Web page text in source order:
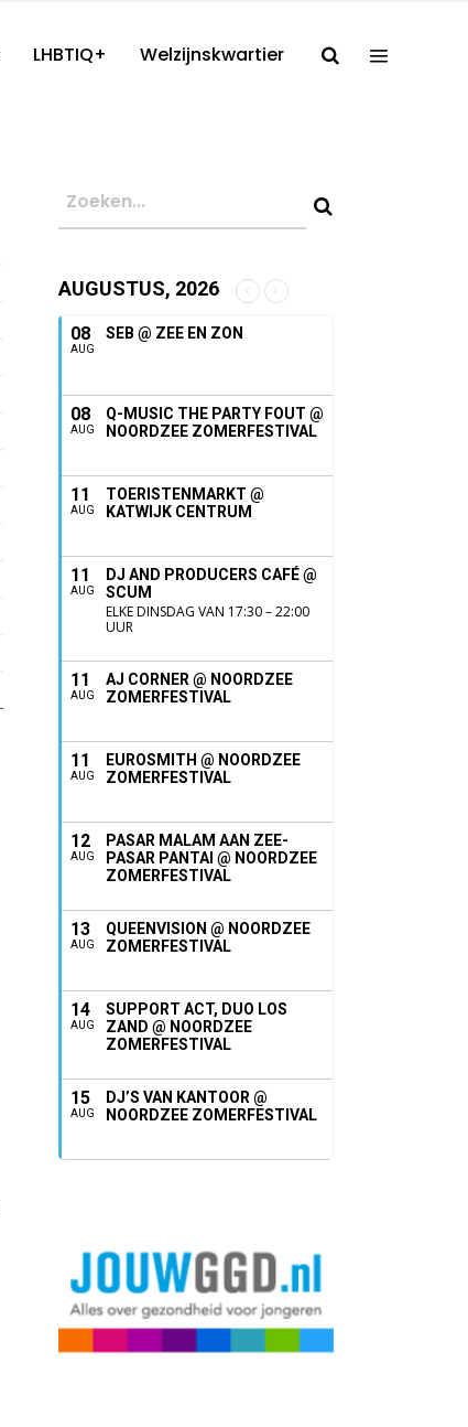
LHBTIQ+ Welzijnskwartier
AUGUSTUS, 2026
08
AUG
SEB @ ZEE EN ZON
08
AUG
Q-MUSIC THE PARTY FOUT @
NOORDZEE ZOMERFESTIVAL
11
AUG
TOERISTENMARKT @
KATWIJK CENTRUM
11
AUG
DJ AND PRODUCERS CAFÉ @
SCUM
ELKE DINSDAG VAN 17:30 – 22:00
UUR
11
AUG
AJ CORNER @ NOORDZEE
ZOMERFESTIVAL
11
AUG
EUROSMITH @ NOORDZEE
ZOMERFESTIVAL
12
AUG
PASAR MALAM AAN ZEE-
PASAR PANTAI @ NOORDZEE
ZOMERFESTIVAL
13
AUG
QUEENVISION @ NOORDZEE
ZOMERFESTIVAL
14
AUG
SUPPORT ACT, DUO LOS
ZAND @ NOORDZEE
ZOMERFESTIVAL
15
AUG
DJ’S VAN KANTOOR @
NOORDZEE ZOMERFESTIVAL